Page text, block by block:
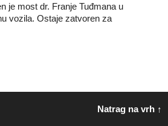
je most dr. Franje Tuđmana u
vozila. Ostaje zatvoren za
Natrag na vrh ↑